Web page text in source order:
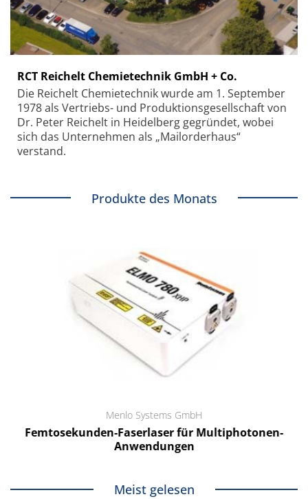
RCT Reichelt Chemietechnik GmbH + Co.
Die Reichelt Chemietechnik wurde am 1. September
1978 als Vertriebs- und Produktionsgesellschaft von
Dr. Peter Reichelt in Heidelberg gegründet, wobei
sich das Unternehmen als „Mailorderhaus“
verstand.
Produkte des Monats
Menlo Systems GmbH
Femtosekunden-Faserlaser für Multiphotonen-
Anwendungen
Meist gelesen